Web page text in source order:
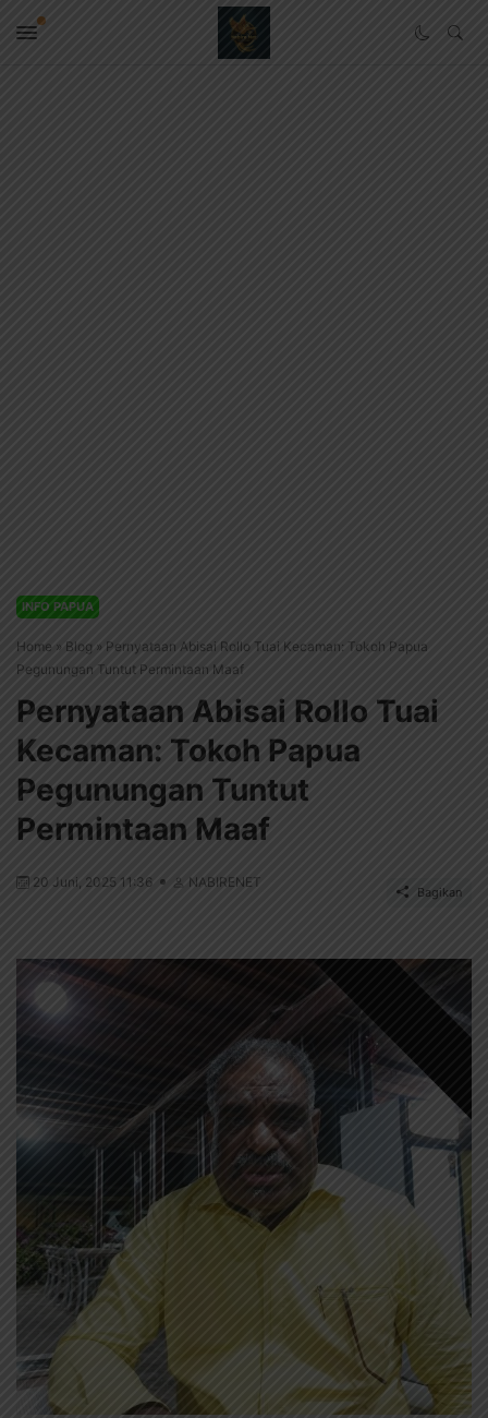
INFO PAPUA
Home » Blog » Pernyataan Abisai Rollo Tuai Kecaman: Tokoh Papua
Pegunungan Tuntut Permintaan Maaf
Pernyataan Abisai Rollo Tuai
Kecaman: Tokoh Papua
Pegunungan Tuntut
Permintaan Maaf
20 Juni, 2025 11:36 NABIRENET
Bagikan